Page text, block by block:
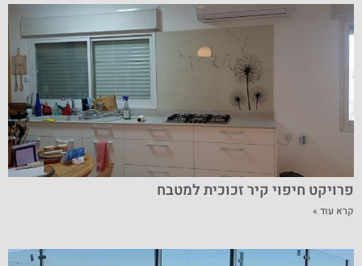
פרויקט חיפוי קיר זכוכית למטבח
קרא עוד »